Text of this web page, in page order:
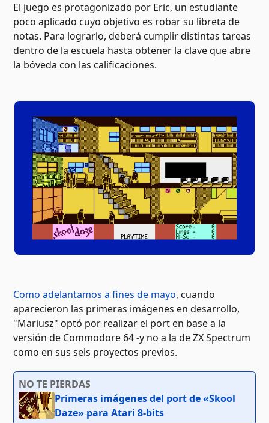
El juego es protagonizado por Eric, un estudiante
poco aplicado cuyo objetivo es robar su libreta de
notas. Para lograrlo, deberá cumplir distintas tareas
dentro de la escuela hasta obtener la clave que abre
la bóveda con las calificaciones.
Como adelantamos a fines de mayo, cuando
aparecieron las primeras imágenes en desarrollo,
"Mariusz" optó por realizar el port en base a la
versión de Commodore 64 -y no a la de ZX Spectrum
como en sus seis proyectos previos.
NO TE PIERDAS
Primeras imágenes del port de «Skool
Daze» para Atari 8-bits